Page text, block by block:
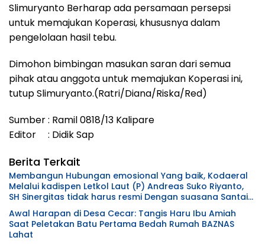
Slimuryanto Berharap ada persamaan persepsi
untuk memajukan Koperasi, khususnya dalam
pengelolaan hasil tebu.
Dimohon bimbingan masukan saran dari semua
pihak atau anggota untuk memajukan Koperasi ini,
tutup Slimuryanto.(Ratri/Diana/Riska/Red)
Sumber : Ramil 0818/13 Kalipare
Editor : Didik Sap
Berita Terkait
Membangun Hubungan emosional Yang baik, Kodaeral
Melalui kadispen Letkol Laut (P) Andreas Suko Riyanto,
SH Sinergitas tidak harus resmi Dengan suasana Santai
lebih Dekat Dan Harmonis.
Awal Harapan di Desa Cecar: Tangis Haru Ibu Amiah
Saat Peletakan Batu Pertama Bedah Rumah BAZNAS
Lahat